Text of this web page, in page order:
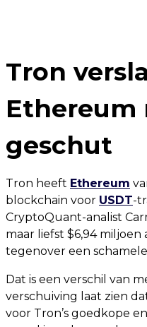
Tron
geschut
Tron heeft Ethereum
blockchain voor USDT-
CryptoQuant-analist
maar liefst $6,94 miljoen
tegenover een
Dat is een verschil van
verschuiving laat zien
voor Tron’s goedkope